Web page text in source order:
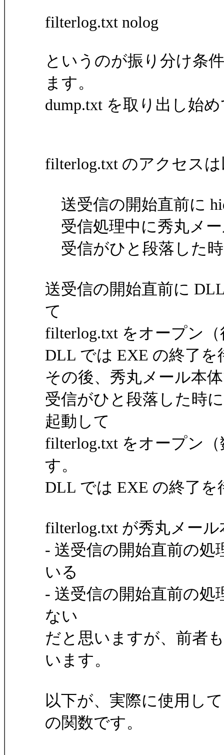
filterlog.txt nolog
というのが振り分け条
ます。
dump.txt を取り出し始
filterlog.txt のアクセス
送受信の開始直前に
受信処理中に秀丸メ
受信がひと段落した
送受信の開始直前に
て
filterlog.txt をオープン
DLL では EXE の終了
その後、秀丸メール本
受信がひと段落した時に
起動して
filterlog.txt をオープン
す。
DLL では EXE の終了
filterlog.txt が秀丸メー
- 送受信の開始直前の
いる
- 送受信の開始直前の
ない
だと思いますが、前者
います。
以下が、実際に使用し
の関数です。